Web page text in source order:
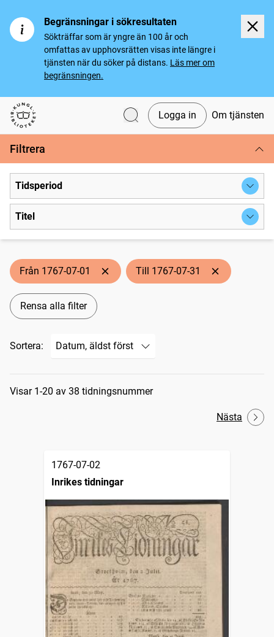
Begränsningar i sökresultaten
Sökträffar som är yngre än 100 år och
omfattas av upphovsrätten visas inte längre i
tjänsten när du söker på distans. Läs mer om
begränsningen.
Svenska tidningar
Logga in Om tjänsten
Filtrera
Tidsperiod
Titel
Från 1767-07-01 Till 1767-07-31
Rensa alla filter
Sortera:
Sökresultat
Visar 1-20 av 38 tidningsnummer
Nästa
1767-07-02
Inrikes tidningar